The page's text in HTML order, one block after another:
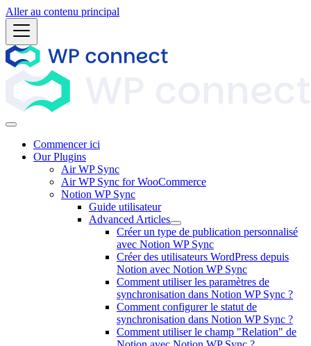
Aller au contenu principal
Commencer ici
Our Plugins
Air WP Sync
Air WP Sync for WooCommerce
Notion WP Sync
Guide utilisateur
Advanced Articles
Créer un type de publication personnalisé
avec Notion WP Sync
Créer des utilisateurs WordPress depuis
Notion avec Notion WP Sync
Comment utiliser les paramètres de
synchronisation dans Notion WP Sync ?
Comment configurer le statut de
synchronisation dans Notion WP Sync ?
Comment utiliser le champ "Relation" de